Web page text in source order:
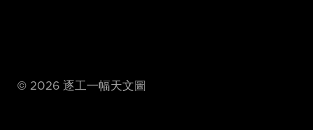
© 2026 逐工一幅天文圖